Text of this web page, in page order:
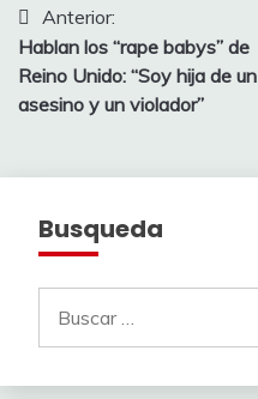
Navegación
de
entradas
Anterior:
Hablan los “rape babys” de
Reino Unido: “Soy hija de un
asesino y un violador”
Busqueda